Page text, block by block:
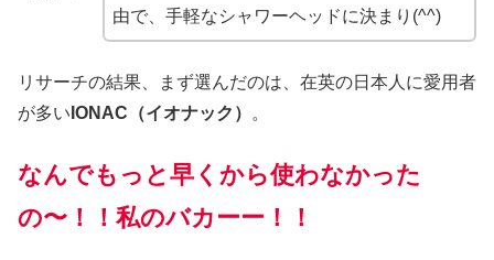
由で、手軽なシャワーヘッドに決まり(^^)
リサーチの結果、まず選んだのは、在英の日本人に愛用者
が多い IONAC（イオナック） 。
なんでもっと早くから使わなかった
の〜！！ 私のバカーー！！